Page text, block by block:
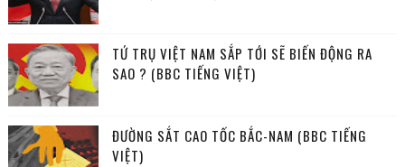
TỨ TRỤ VIỆT NAM SẮP TỚI SẼ BIẾN ĐỘNG RA
SAO ? (BBC TIẾNG VIỆT)
ĐƯỜNG SẮT CAO TỐC BẮC-NAM (BBC TIẾNG
VIỆT)